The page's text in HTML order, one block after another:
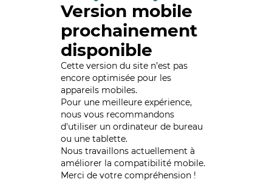
Version mobile
prochainement
disponible
Cette version du site n’est pas
encore optimisée pour les
appareils mobiles.
Pour une meilleure expérience,
nous vous recommandons
d'utiliser un ordinateur de bureau
ou une tablette.
Nous travaillons actuellement à
améliorer la compatibilité mobile.
Merci de votre compréhension !